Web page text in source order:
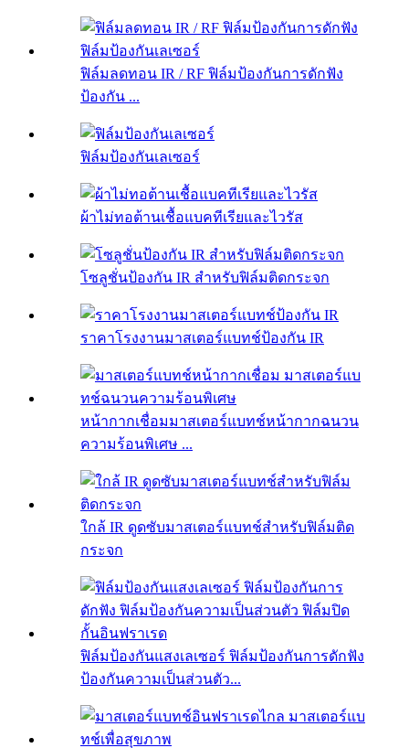
ฟิล์มลดทอน IR / RF ฟิล์มป้องกันการดักฟัง
ป้องกัน ...
ฟิล์มป้องกันเลเซอร์
ผ้าไม่ทอต้านเชื้อแบคทีเรียและไวรัส
โซลูชั่นป้องกัน IR สำหรับฟิล์มติดกระจก
ราคาโรงงานมาสเตอร์แบทช์ป้องกัน IR
หน้ากากเชื่อมมาสเตอร์แบทช์หน้ากากฉนวน
ความร้อนพิเศษ ...
ใกล้ IR ดูดซับมาสเตอร์แบทช์สำหรับฟิล์มติด
กระจก
ฟิล์มป้องกันแสงเลเซอร์ ฟิล์มป้องกันการดักฟัง
ป้องกันความเป็นส่วนตัว...